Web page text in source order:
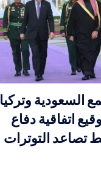
السعودية وتركيا
اتفاقية دفاع
التوترات